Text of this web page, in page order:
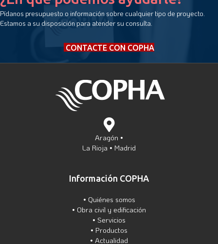
Pídanos presupuesto o información sobre cualquier tipo de proyecto.
Estamos a su disposición para atender su consulta.
CONTACTE CON COPHA
Aragón •
La Rioja • Madrid
Información COPHA
• Quiénes somos
• Obra civil y edificación
• Servicios
• Productos
• Actualidad